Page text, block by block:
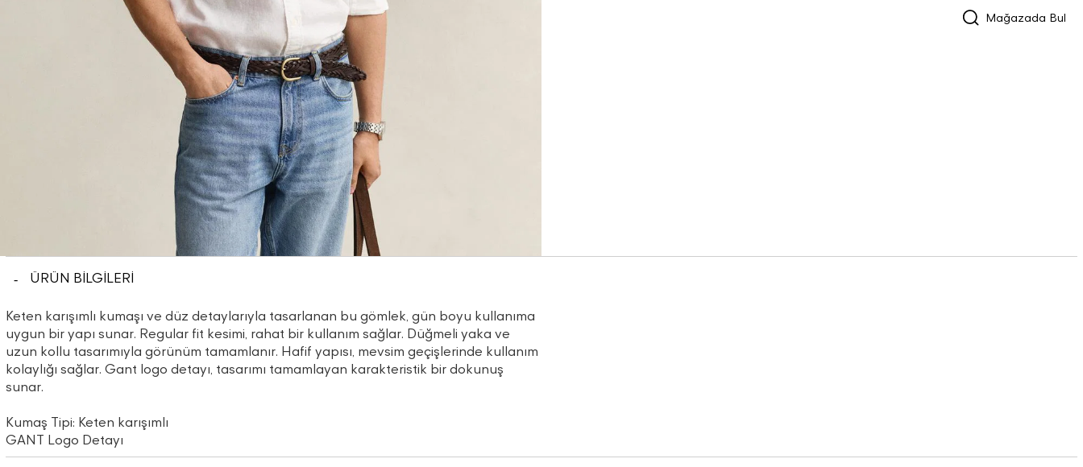
Mağazada Bul
ÜRÜN BİLGİLERİ
Keten karışımlı kumaşı ve düz detaylarıyla tasarlanan bu gömlek, gün boyu kullanıma
uygun bir yapı sunar. Regular fit kesimi, rahat bir kullanım sağlar. Düğmeli yaka ve
uzun kollu tasarımıyla görünüm tamamlanır. Hafif yapısı, mevsim geçişlerinde kullanım
kolaylığı sağlar. Gant logo detayı, tasarımı tamamlayan karakteristik bir dokunuş
sunar.
Kumaş Tipi: Keten karışımlı
GANT Logo Detayı